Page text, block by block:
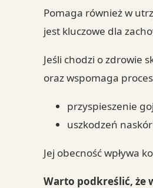
Pomaga również w
jest kluczowe dla
Jeśli chodzi o zdrowie
oraz wspomaga
przyspieszenie
uszkodzeń
Jej obecność wpływa
Warto podkreślić, że